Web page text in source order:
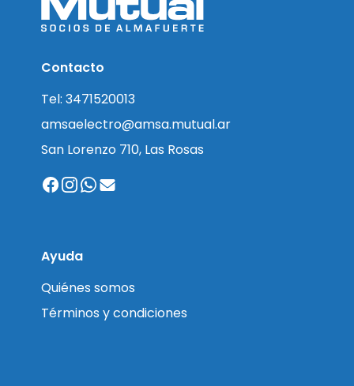
Contacto
Tel: 3471520013
amsaelectro@amsa.mutual.ar
San Lorenzo 710, Las Rosas
Ayuda
Quiénes somos
Términos y condiciones